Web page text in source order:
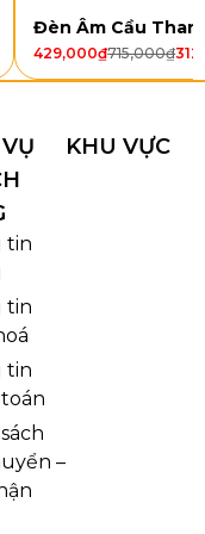
TPL353
Đèn Âm Cầu
715,000₫
429,000₫
tin
tin
tin
–
KHU VỰC